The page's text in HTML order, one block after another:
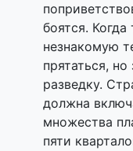
боятся.
незнакомую
прятаться,
разведку.
должна
множества
пяти